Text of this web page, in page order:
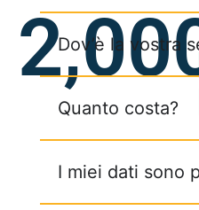
Dov’è la vostra
Quanto costa?
I miei dati sono